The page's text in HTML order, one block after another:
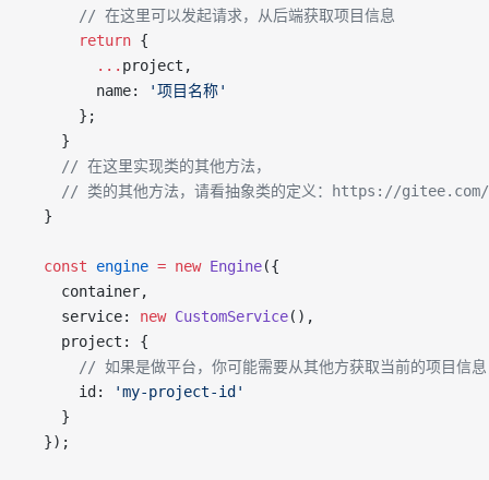
      // 在这里可以发起请求，从后端获取项目信息
      return
{
        ...
project,
        name:
'项目名称'
      };
    }
    // 在这里实现类的其他方法，
// 类的其他方法，请看抽象类的定义：https://
  }
  const
engine = new Engine({
    container,
    service:
new CustomService(),
    project: {
// 如果是做平台，你可能需要从其他方获取当前的项目信
      id:
'my-project-id'
    }
  });